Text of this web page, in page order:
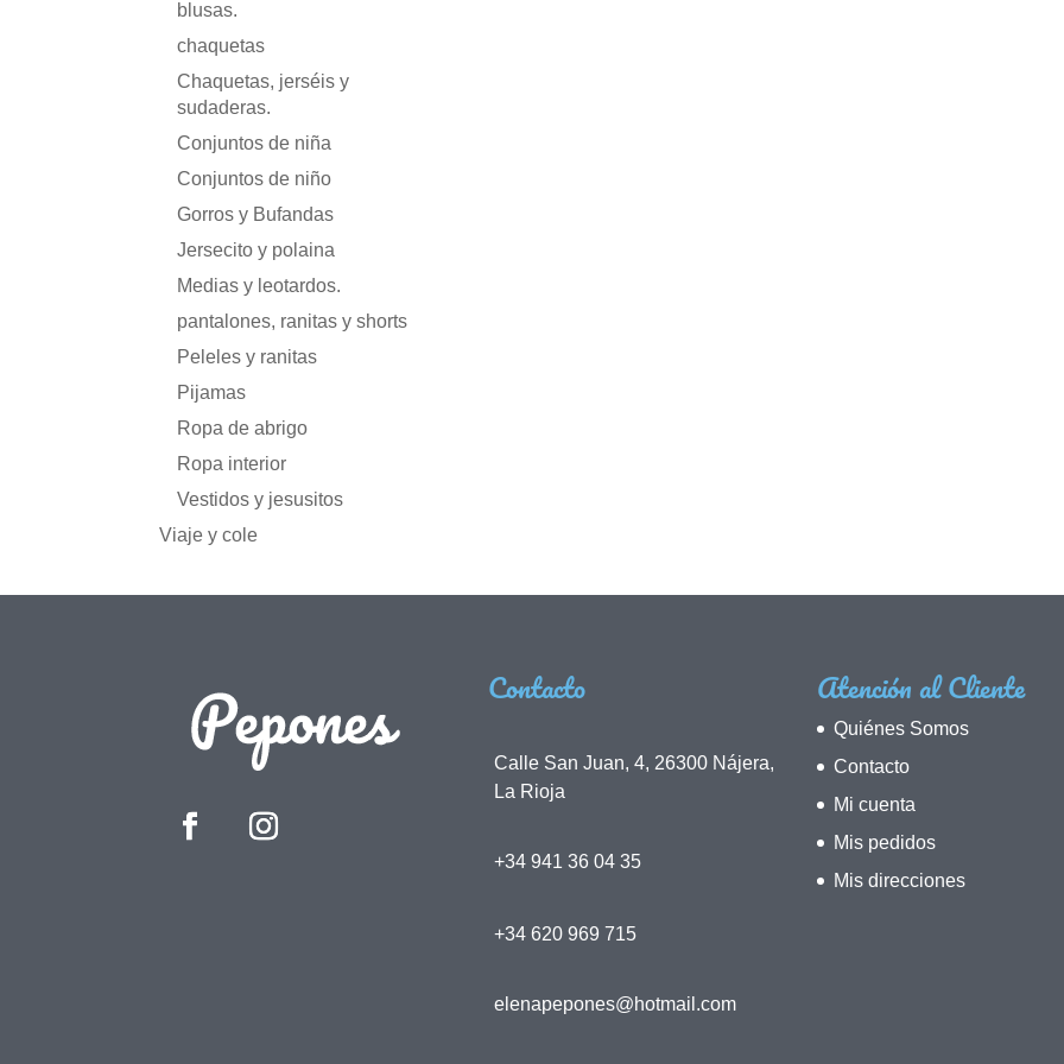
blusas.
chaquetas
Chaquetas, jerséis y
sudaderas.
Conjuntos de niña
Conjuntos de niño
Gorros y Bufandas
Jersecito y polaina
Medias y leotardos.
pantalones, ranitas y shorts
Peleles y ranitas
Pijamas
Ropa de abrigo
Ropa interior
Vestidos y jesusitos
Viaje y cole
Contacto
Calle San Juan, 4, 26300 Nájera,
La Rioja
+34 941 36 04 35
+34 620 969 715
elenapepones@hotmail.com
Atención al Cliente
Quiénes Somos
Contacto
Mi cuenta
Mis pedidos
Mis direcciones